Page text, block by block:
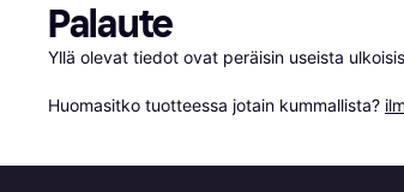
Palaute
Yllä olevat tiedot ovat peräisin useista
Huomasitko tuotteessa jotain kummallista?